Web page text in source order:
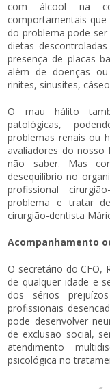
com álcool na
comportamentais
do problema pode
dietas
presença de placas
além de doenças
rinites, sinusites,
O mau hálito
patológicas,
problemas renais ou
avaliadores do
não saber. Mas
desequilíbrio no
profissional
problema e tratar
cirurgião-dentista
Acompanhamento
O secretário do CFO,
de qualquer idade e
dos sérios
profissionais
pode desenvolver
de exclusão social,
atendimento
psicológica no